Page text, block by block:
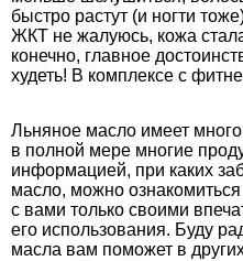
быстро растут (и ногти
ЖКТ не жалуюсь, кожа
конечно, главное
худеть! В комплексе с
Льняное масло имеет
в полной мере многие
информацией, при каких
масло, можно
с вами только своими
его использования. Буду
масла вам поможет в